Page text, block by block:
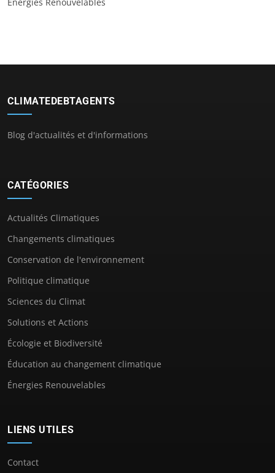
CLIMATEDEBTAGENTS
Blog d'actualités et d'informations
CATÉGORIES
Actualités Climatiques
Changements climatiques
Conservation de l'environnement
Politique climatique
Sciences du Climat
Solutions et Actions
Écologie et Biodiversité
Éducation au changement climatique
Énergies Renouvelables
LIENS UTILES
Contact